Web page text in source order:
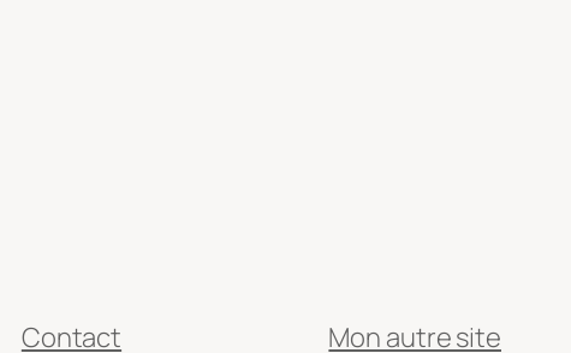
Contact Mon autre site